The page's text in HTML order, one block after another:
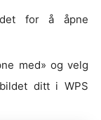
for å åpne
med» og velg
ditt i WPS